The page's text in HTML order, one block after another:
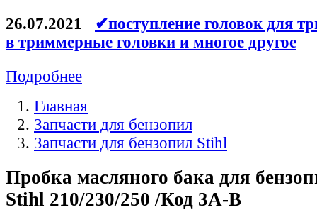
26.07.2021
✔поступление головок для
в триммерные головки и многое другое
Подробнее
Главная
Запчасти для бензопил
Запчасти для бензопил Stihl
Пробка масляного бака для
Stihl 210/230/250 /Код 3A-B